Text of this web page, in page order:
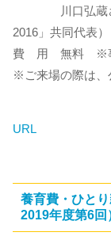
川口弘蔵さん
2016」共同代表）
費 用 無料 ※事
※ご来場の際は、
URL
養育費・ひと
2019年度第6回